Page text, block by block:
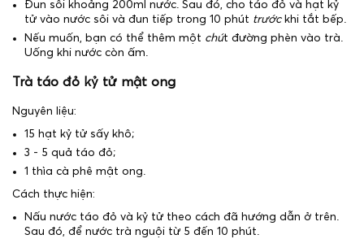
Đun sôi khoảng 200ml nước. Sau đó, cho táo đỏ và hạt kỷ
tử vào nước sôi và đun tiếp trong 10 phút trước khi tắt bếp.
Nếu muốn, bạn có thể thêm một chút đường phèn vào trà.
Uống khi nước còn ấm.
Trà táo đỏ kỷ tử mật ong
Nguyên liệu:
15 hạt kỷ tử sấy khô;
3 - 5 quả táo đỏ;
1 thìa cà phê mật ong.
Cách thực hiện:
Nấu nước táo đỏ và kỷ tử theo cách đã hướng dẫn ở trên.
Sau đó, để nước trà nguội từ 5 đến 10 phút.